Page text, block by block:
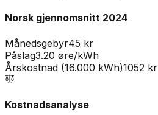
Norsk gjennomsnitt 2024
Månedsgebyr45 kr
Påslag3.20 øre/kWh
Årskostnad (16.000 kWh)1052 kr
Kostnadsanalyse